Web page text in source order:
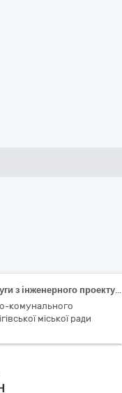
71320000-7 – Послуги з інженерного проектування (Послуги з ліквідації несанкціонованого розміщення відходів мазуту та залишків цегляних фундаментів на земельній ділянці (розробка проєктної документації) (стадія проєктування - робочий проєкт)
комунального
міської ради